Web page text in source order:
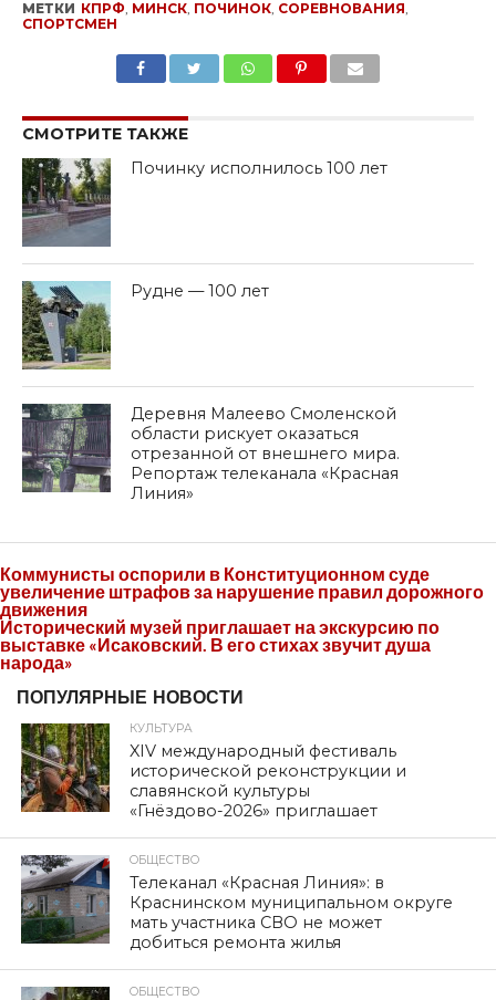
МЕТКИ КПРФ МИНСК, ПОЧИНОК, СОРЕВНОВАНИЯ
СПОРТСМЕН
СМОТРИТЕ ТАКЖЕ
Починку исполнилось 100 лет
Рудне — 100 лет
Деревня Малеево Смоленской
области рискует оказаться
отрезанной от внешнего мира.
Репортаж телеканала «Красная
Линия»
Коммунисты оспорили в Конституционном суде
увеличение штрафов за нарушение правил дорожного
движения
Исторический музей приглашает на экскурсию по
выставке «Исаковский. В его стихах звучит душа
народа»
ПОПУЛЯРНЫЕ НОВОСТИ
КУЛЬТУРА
XIV международный фестиваль
исторической реконструкции и
славянской культуры
«Гнёздово-2026» приглашает
ОБЩЕСТВО
Телеканал «Красная Линия»: в
Краснинском муниципальном округе
мать участника СВО не может
добиться ремонта жилья
ОБЩЕСТВО